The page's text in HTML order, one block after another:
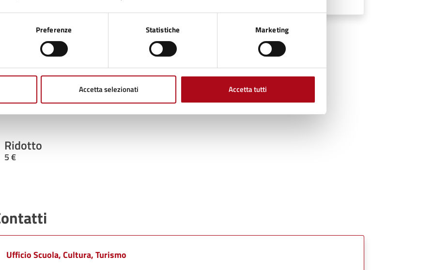
Preferenze Statistiche Marketing
Accetta selezionati Accetta tutti
GEN
7 €
Ridotto
5 €
Ufficio Scuola, Cultura, Turismo